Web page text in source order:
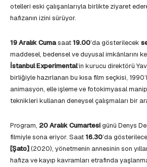
otelleri eski çalışanlarıyla birlikte ziyaret
hafızanın izini sürüyor.
19 Aralık Cumasaat19.00’da gösterilecek
maddesel, bedensel ve duyusal imkânlarını
İstanbul Experimental’in kurucu direktörü
birliğiyle hazırlanan bu kısa film seçkisi,
animasyon, elle işleme ve fotokimyasal
teknikleri kullanan deneysel çalışmaları bir
Program, 20 Aralık Cumartesi günü Denys
filmiyle sona eriyor. Saat16.30’da
[Şato](2020), yönetmenin annesinin son
hafıza ve kayıp kavramları etrafında